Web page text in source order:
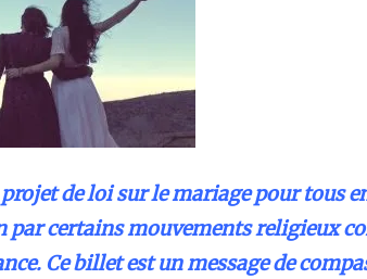
de loi sur le mariage pour tous
par certains mouvements religieux
Ce billet est un message de